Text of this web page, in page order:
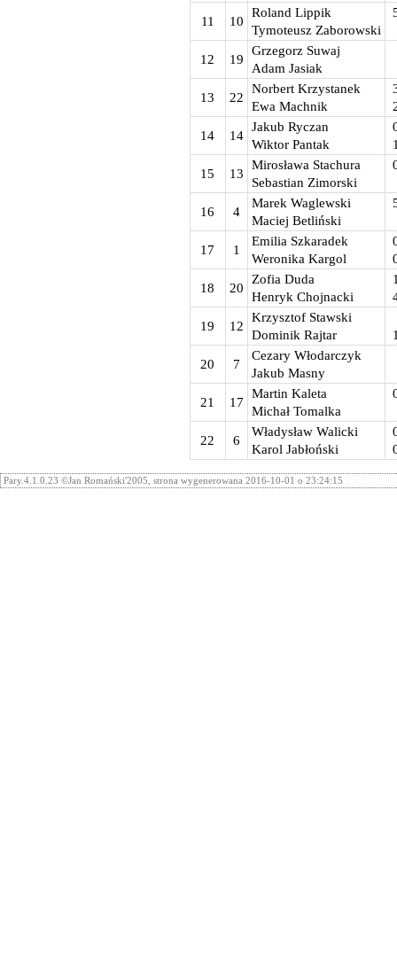
11 10
Roland Lippik
Tymoteusz Zaborowski
12 19
Grzegorz Suwaj
Adam Jasiak
13 22
Norbert Krzystanek
Ewa Machnik
14 14
Jakub Ryczan
Wiktor Pantak
15 13
Mirosława Stachura
Sebastian Zimorski
16 4
Marek Waglewski
Maciej Betliński
17 1
Emilia Szkaradek
Weronika Kargol
18 20
Zofia Duda
Henryk Chojnacki
19 12
Krzysztof Stawski
Dominik Rajtar
20 7
Cezary Włodarczyk
Jakub Masny
21 17
Martin Kaleta
Michał Tomalka
22 6
Władysław Walicki
Karol Jabłoński
Pary.4.1.0.23 ©Jan Romański'2005, strona wygenerowana 2016-10-01 o 23:24:15